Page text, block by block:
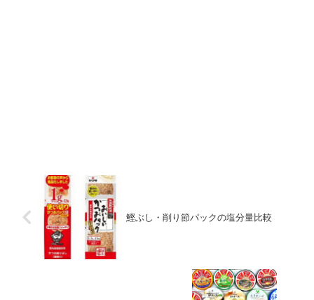
鰹ぶし・削り節パックの塩分量比較